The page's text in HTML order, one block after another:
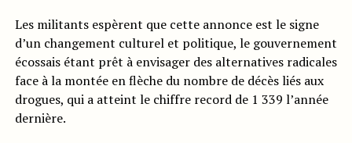
Les militants espèrent que cette annonce est le signe
d’un changement culturel et politique, le gouvernement
écossais étant prêt à envisager des alternatives radicales
face à la montée en flèche du nombre de décès liés aux
drogues, qui a atteint le chiffre record de 1 339 l’année
dernière.